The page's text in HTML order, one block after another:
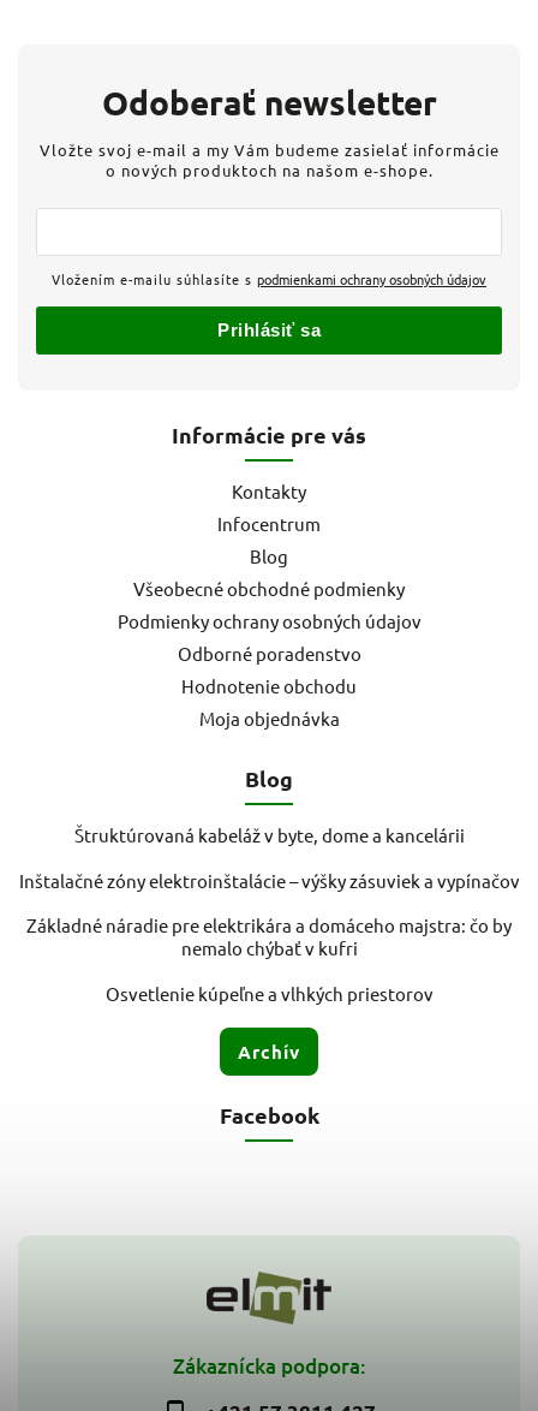
Zákaznícka podpora:
Informácie pre vás
Kontakty
Infocentrum
Blog
Všeobecné obchodné podmienky
Podmienky ochrany osobných údajov
Odborné poradenstvo
Hodnotenie obchodu
Moja objednávka
Blog
Štruktúrovaná kabeláž v byte, dome a kancelárii
Inštalačné zóny elektroinštalácie – výšky zásuviek a vypínačov
Základné náradie pre elektrikára a domáceho majstra: čo by
nemalo chýbať v kufri
Osvetlenie kúpeľne a vlhkých priestorov
Archív
Odoberať newsletter
Vložte svoj e-mail a my Vám budeme zasielať informácie
o nových produktoch na našom e-shope.
Vložením e-mailu súhlasíte s podmienkami ochrany osobných údajov
Prihlásiť sa
Facebook